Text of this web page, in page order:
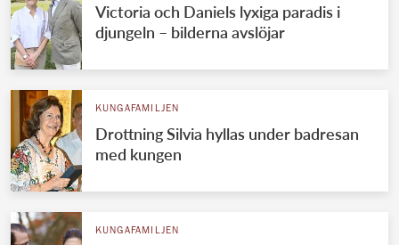
Victoria och Daniels lyxiga paradis i
djungeln – bilderna avslöjar
KUNGAFAMILJEN
Drottning Silvia hyllas under badresan
med kungen
KUNGAFAMILJEN